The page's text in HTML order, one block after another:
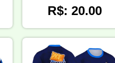
R$: 20.00